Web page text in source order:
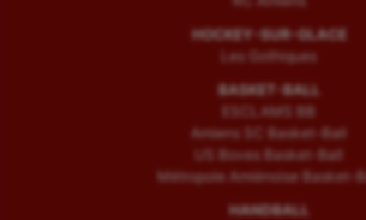
HOCKEY-SUR-GLACE
Les Gothiques
BASKET-BALL
ESCLAMS BB
Amiens SC Basket-Ball
US Boves Basket-Ball
Métropole Amiénoise Basket-
HANDBALL